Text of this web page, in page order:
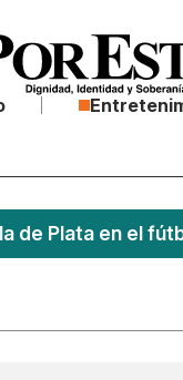
de Plata en el